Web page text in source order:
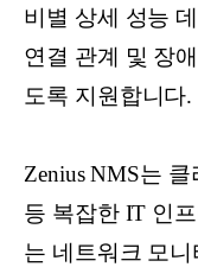
비별 상세 성능
연결 관계 및 장
도록 지원합니다.
Zenius NMS는
등 복잡한 IT 인
는 네트워크 모